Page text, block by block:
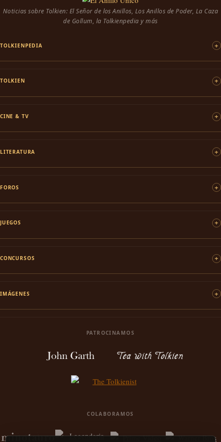
Noticias sobre Tolkien: El Señor de los Anillos, Los Anillos de Poder, La Caza
de Gollum, la Tolkienpedia y más
TOLKIENPEDIA
TOLKIEN
CINE & TV
LITERATURA
FOROS
JUEGOS
CONCURSOS
IMÁGENES
PATROCINAMOS
COLABORAMOS